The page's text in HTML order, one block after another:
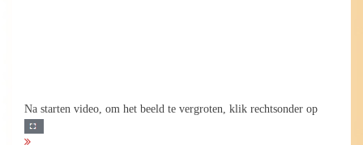
Na starten video, om het beeld te vergroten, klik rechtsonder op